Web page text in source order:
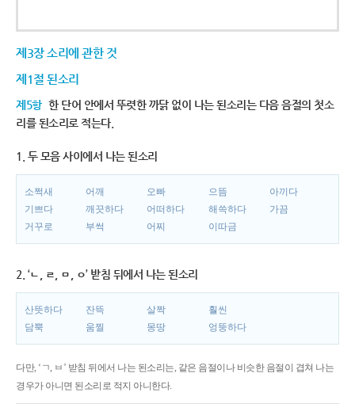
제3장 소리에 관한 것
제1절 된소리
제5항 한 단어 안에서 뚜렷한 까닭 없이 나는 된소리는 다음 음절의 첫소
리를 된소리로 적는다.
1. 두 모음 사이에서 나는 된소리
소쩍새 어깨 오빠 으뜸
아끼다
기쁘다
깨끗하다 어떠하다 해쓱하다
가끔
거꾸로
부썩 어찌 이따금
2. ‘ㄴ, ㄹ, ㅁ, ㅇ’ 받침 뒤에서 나는 된소리
산뜻하다 잔뜩 살짝
훨씬
담뿍
움찔 몽땅 엉뚱하다
다만, ‘ㄱ, ㅂ’ 받침 뒤에서 나는 된소리는, 같은 음절이나 비슷한 음절이 겹쳐 나는
경우가 아니면 된소리로 적지 아니한다.